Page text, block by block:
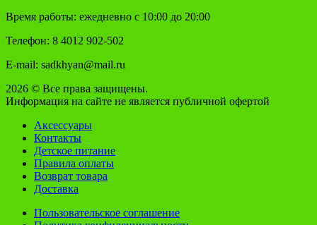
Время работы: ежедневно с 10:00 до 20:00
Телефон: 8 4012 902-502
E-mail: sadkhyan@mail.ru
2026 © Все права защищены.
Информация на сайте не является публичной офертой
Аксессуары
Контакты
Детское питание
Правила оплаты
Возврат товара
Доставка
Пользовательское соглашение